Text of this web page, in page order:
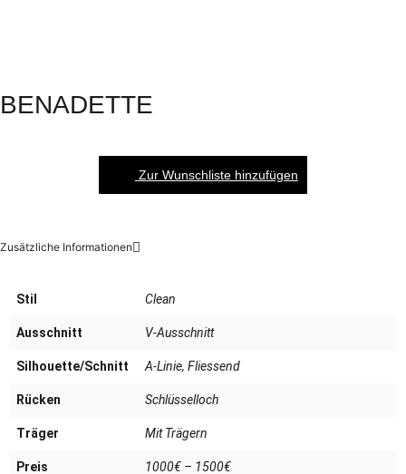
BENADETTE
Zur Wunschliste hinzufügen
Zusätzliche Informationen
Stil Clean
Ausschnitt V-Ausschnitt
Silhouette/Schnitt A-Linie, Fliessend
Rücken Schlüsselloch
Träger Mit Trägern
Preis 1000€ – 1500€